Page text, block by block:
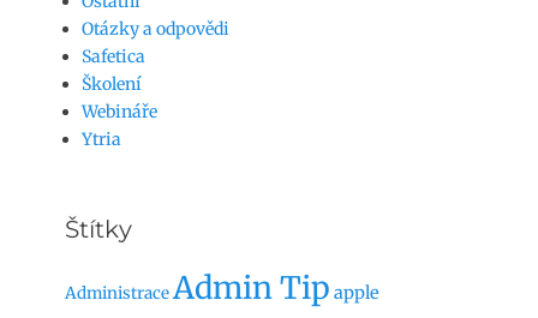
Otázky a odpovědi
Safetica
Školení
Webináře
Ytria
Štítky
AdministraceAdmin Tip apple